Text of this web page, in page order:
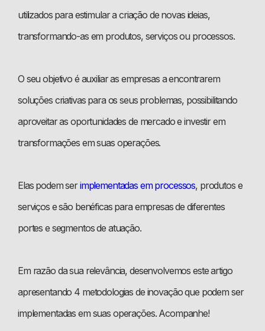
utilizados para estimular a criação de novas ideias,
transformando-as em produtos, serviços ou processos.
O seu objetivo é auxiliar as empresas a encontrarem
soluções criativas para os seus problemas, possibilitando
aproveitar as oportunidades de mercado e investir em
transformações em suas operações.
Elas podem serimplementadas em processos, produtos e
serviços e são benéficas para empresas de diferentes
portes e segmentos de atuação.
Em razão da sua relevância, desenvolvemos este artigo
apresentando 4 metodologias de inovação que podem ser
implementadas em suas operações. Acompanhe!